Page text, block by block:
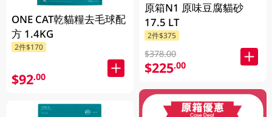
ONE CAT乾貓糧去毛球配
方 1.4KG
2件$170
$92.00
原箱N1 原味豆腐貓砂
17.5 LT
2件$375
$378.00
$225.00